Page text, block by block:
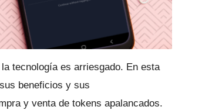
tecnología es arriesgado. En esta
beneficios y sus
y venta de tokens apalancados.